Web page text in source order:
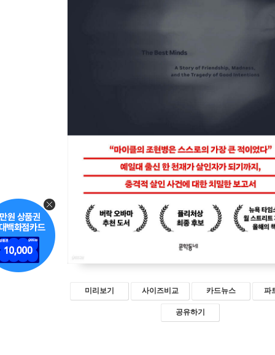
미리보기 사이즈비교 카드뉴스 파
공유하기